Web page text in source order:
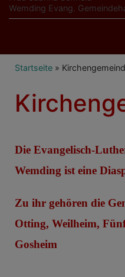
Wemding Evang.
Breadcrumb
Startseite
Die Evangelisch-
Wemding ist eine
Zu ihr gehören die
Otting, Weilheim,
Gosheim